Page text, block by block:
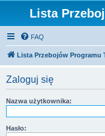
Lista
FAQ
Lista Przebojów Programu
Zaloguj się
Nazwa użytkownika:
Hasło: